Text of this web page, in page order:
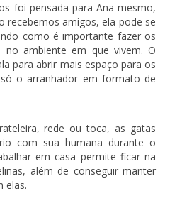
foi pensada para Ana mesmo,
recebemos amigos, ela pode se
como é importante fazer os
ambiente em que vivem. O
para abrir mais espaço para os
o arranhador em formato de
rede ou toca, as gatas
com sua humana durante o
em casa permite ficar na
além de conseguir manter
elas.